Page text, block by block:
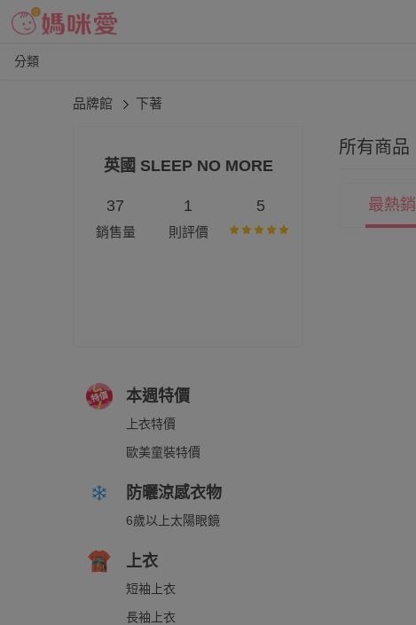
分類
品牌館 下著
英國 SLEEP NO MORE
37
銷售量
1
則評價
5
本週特價
上衣特價
歐美童裝特價
防曬涼感衣物
6歲以上太陽眼鏡
上衣
短袖上衣
長袖上衣
所有商品
最熱銷